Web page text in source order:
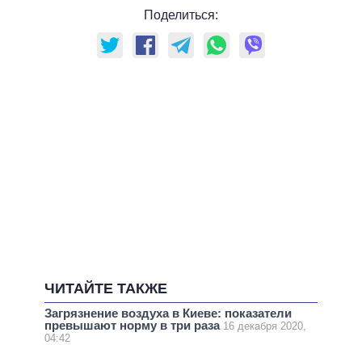
Поделиться:
ЧИТАЙТЕ ТАКЖЕ
Загрязнение воздуха в Киеве: показатели
превышают норму в три раза 16 декабря 2020,
04:42